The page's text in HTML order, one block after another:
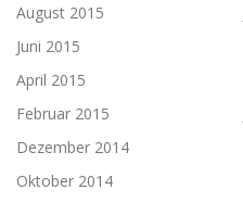
August 2015
Juni 2015
April 2015
Februar 2015
Dezember 2014
Oktober 2014